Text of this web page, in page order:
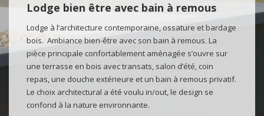
Lodge bien être avec bain à remous
Lodge à l’architecture contemporaine, ossature et bardage
bois. Ambiance bien-être avec son bain à remous. La
pièce principale confortablement aménagée s’ouvre sur
une terrasse en bois avec transats, salon d’été, coin
repas, une douche extérieure et un bain à remous privatif.
Le choix architectural a été voulu in/out, le design se
confond à la nature environnante.